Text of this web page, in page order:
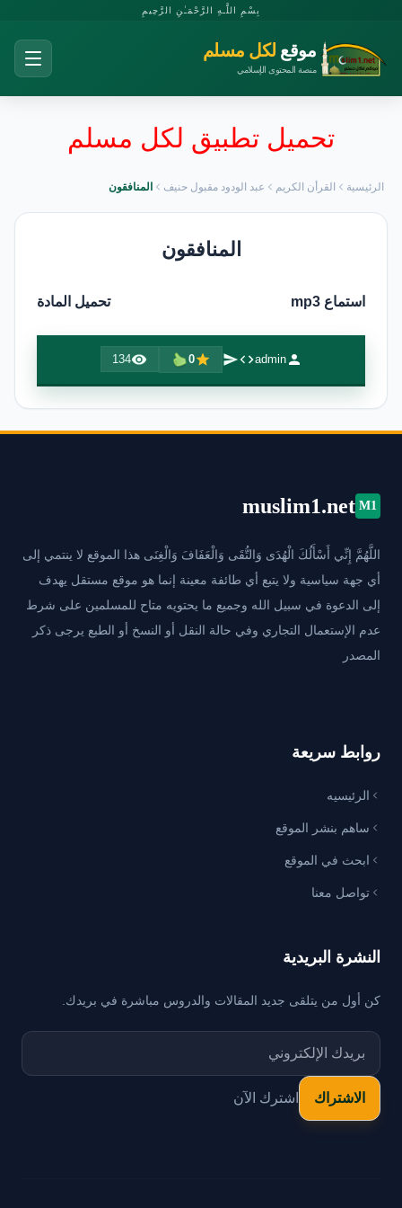
بِسْمِ اللَّـهِ الرَّحْمَـٰنِ الرَّحِيمِ
موقع لكل مسلم
منصة المحتوى الإسلامي
تحميل تطبيق لكل مسلم
الرئيسية القرأن الكريم عبد الودود مقبول حنيف المنافقون
المنافقون
استماع mp3 تحميل المادة
admin
0
134
M1
muslim1.net
اللَّهُمَّ إِنِّي أَسْأَلُكَ الْهُدَى وَالتُّقَى وَالْعَفَافَ وَالْغِنَى هذا الموقع لا ينتمي إلى
أي جهة سياسية ولا يتبع أي طائفة معينة إنما هو موقع مستقل يهدف
إلى الدعوة في سبيل الله وجميع ما يحتويه متاح للمسلمين على شرط
عدم الإستعمال التجاري وفي حالة النقل أو النسخ أو الطبع يرجى ذكر
المصدر
روابط سريعة
الرئيسيه
ساهم بنشر الموقع
ابحث في الموقع
تواصل معنا
النشرة البريدية
كن أول من يتلقى جديد المقالات والدروس مباشرة في بريدك.
اشترك الآن